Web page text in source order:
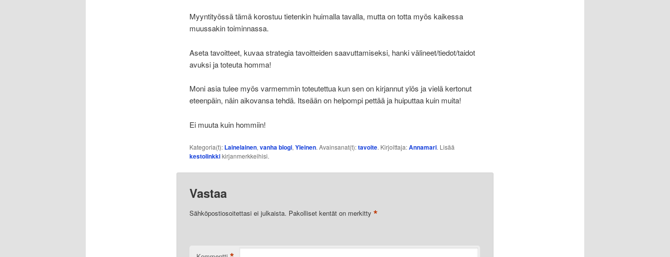
Myyntityössä tämä korostuu tietenkin huimalla tavalla, mutta on totta myös kaikessa
muussakin toiminnassa.
Aseta tavoitteet, kuvaa strategia tavoitteiden saavuttamiseksi, hanki välineet/tiedot/taidot
avuksi ja toteuta homma!
Moni asia tulee myös varmemmin toteutettua kun sen on kirjannut ylös ja vielä kertonut
eteenpäin, näin aikovansa tehdä. Itseään on helpompi pettää ja huiputtaa kuin muita!
Ei muuta kuin hommiin!
Kategoria(t): Lainelainen, vanha blogi, Yleinen. Avainsanat(t):tavoite. Kirjoittaja:Annamari. Lisää
kestolinkkikirjanmerkkeihisi.
Vastaa
Sähköpostiosoitettasi ei julkaista. Pakolliset kentät on merkitty *